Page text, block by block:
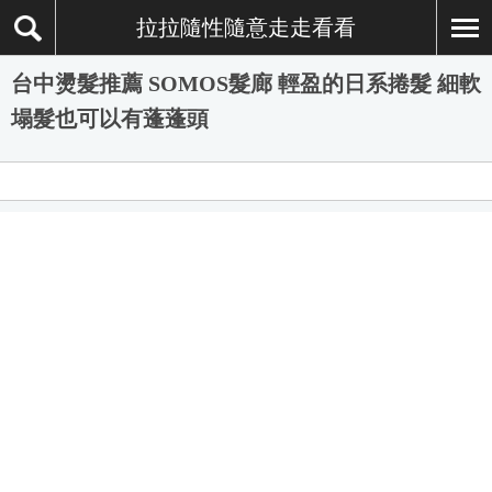
拉拉隨性隨意走走看看
台中燙髮推薦 SOMOS髮廊 輕盈的日系捲髮 細軟
塌髮也可以有蓬蓬頭